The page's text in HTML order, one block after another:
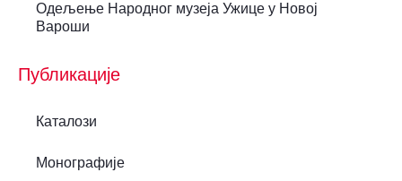
Oдељење Народног музеја Ужице у Новој
Вароши
Публикације
Каталози
Монографије